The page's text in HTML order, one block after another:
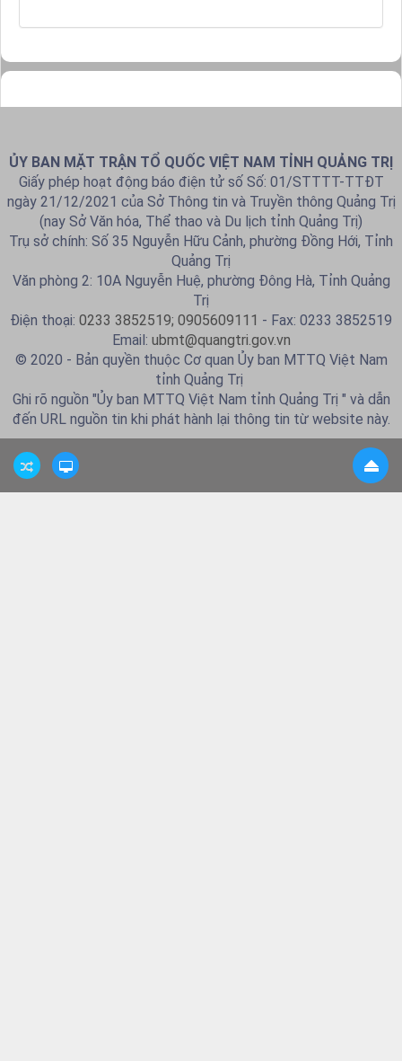
ỦY BAN MẶT TRẬN TỔ QUỐC VIỆT NAM TỈNH QUẢNG TRỊ
Giấy phép hoạt động báo điện tử số Số: 01/STTTT-TTĐT
ngày 21/12/2021 của Sở Thông tin và Truyền thông Quảng Trị
(nay Sở Văn hóa, Thể thao và Du lịch tỉnh Quảng Trị)
Trụ sở chính: Số 35 Nguyễn Hữu Cảnh, phường Đồng Hới, Tỉnh
Quảng Trị
Văn phòng 2: 10A Nguyễn Huệ, phường Đông Hà, Tỉnh Quảng
Trị
Điện thoại: 0233 3852519; 0905609111 - Fax: 0233 3852519
Email: ubmt@quangtri.gov.vn
© 2020 - Bản quyền thuộc Cơ quan Ủy ban MTTQ Việt Nam
tỉnh Quảng Trị
Ghi rõ nguồn "Ủy ban MTTQ Việt Nam tỉnh Quảng Trị " và dẫn
đến URL nguồn tin khi phát hành lại thông tin từ website này.